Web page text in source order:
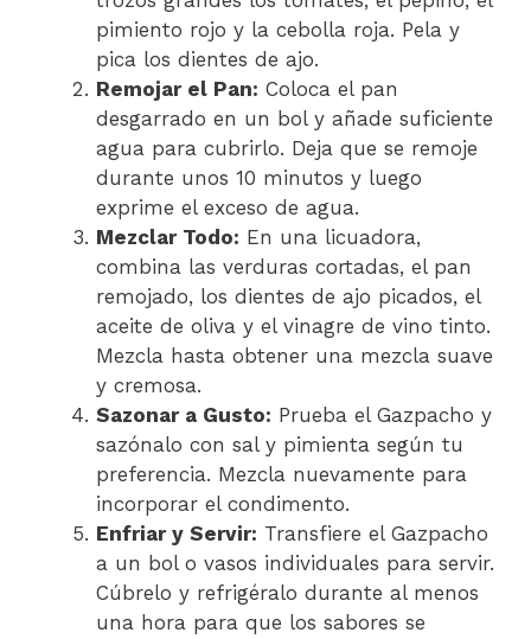
pimiento rojo y la cebolla roja. Pela y
pica los dientes de ajo.
Remojar el Pan: Coloca el pan
desgarrado en un bol y añade suficiente
agua para cubrirlo. Deja que se remoje
durante unos 10 minutos y luego
exprime el exceso de agua.
Mezclar Todo: En una licuadora,
combina las verduras cortadas, el pan
remojado, los dientes de ajo picados, el
aceite de oliva y el vinagre de vino tinto.
Mezcla hasta obtener una mezcla suave
y cremosa.
Sazonar a Gusto: Prueba el Gazpacho y
sazónalo con sal y pimienta según tu
preferencia. Mezcla nuevamente para
incorporar el condimento.
Enfriar y Servir: Transfiere el Gazpacho
a un bol o vasos individuales para servir.
Cúbrelo y refrigéralo durante al menos
una hora para que los sabores se